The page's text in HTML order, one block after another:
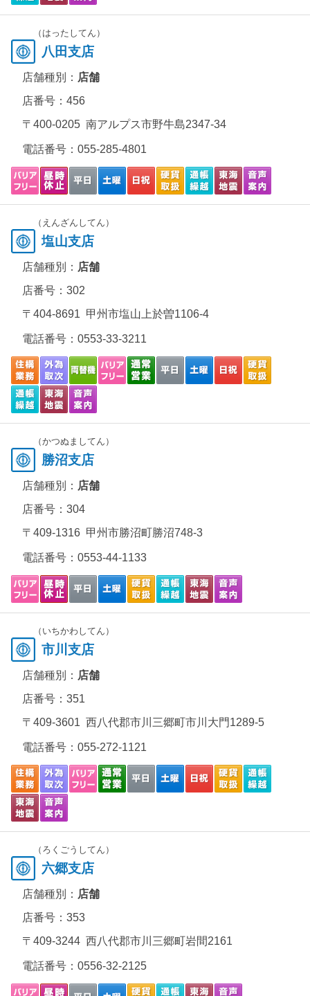
（はったしてん）
八田支店
店舗種別： 店舗
店番号：456
〒400-0205 南アルプス市野牛島2347-34
電話番号： 055-285-4801
（えんざんしてん）
塩山支店
店舗種別： 店舗
店番号：302
〒404-8691 甲州市塩山上於曽1106-4
電話番号： 0553-33-3211
（かつぬましてん）
勝沼支店
店舗種別： 店舗
店番号：304
〒409-1316 甲州市勝沼町勝沼748-3
電話番号： 0553-44-1133
（いちかわしてん）
市川支店
店舗種別： 店舗
店番号：351
〒409-3601 西八代郡市川三郷町市川大門1289-5
電話番号： 055-272-1121
（ろくごうしてん）
六郷支店
店舗種別： 店舗
店番号：353
〒409-3244 西八代郡市川三郷町岩間2161
電話番号： 0556-32-2125